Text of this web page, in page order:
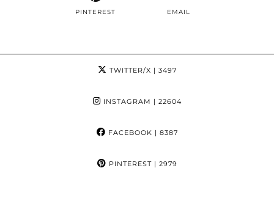
PINTEREST EMAIL
TWITTER/X | 3497
INSTAGRAM | 22604
FACEBOOK | 8387
PINTEREST| 2979